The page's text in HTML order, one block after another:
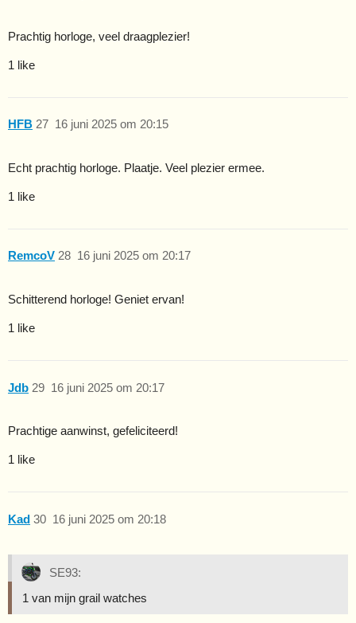
Prachtig horloge, veel draagplezier!
1 like
HFB 16 juni 2025 om 20:15
27
Echt prachtig horloge. Plaatje. Veel plezier ermee.
1 like
RemcoV 16 juni 2025 om 20:17
28
Schitterend horloge! Geniet ervan!
1 like
Jdb 16 juni 2025 om 20:17
29
Prachtige aanwinst, gefeliciteerd!
1 like
Kad 16 juni 2025 om 20:18
30
SE93:
1 van mijn grail watches